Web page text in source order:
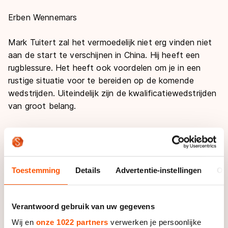
Toestemming Details Advertentie-instellingen
Verantwoord gebruik van uw gegevens
Wij en onze 1022 partners verwerken je persoonlijke
Erben Wennemars
Mark Tuitert zal het vermoedelijk niet erg vinden niet
aan de start te verschijnen in China. Hij heeft een
rugblessure. Het heeft ook voordelen om je in een
rustige situatie voor te bereiden op de komende
wedstrijden. Uiteindelijk zijn de kwalificatiewedstrijden
van groot belang.
internationale competitie maar als je jezelf niet plaatst
voor de WK sprint, in zijn geval, is dat wel een domper
op je seizoen. Van veel reizen ga je zeker niet beter
worden. En met een rugblessure wil je ook zeker niet
voor de lange-afstandsrijders. Die hoeven in ieder
geval veel minder te reizen dan de sprinters en blijven